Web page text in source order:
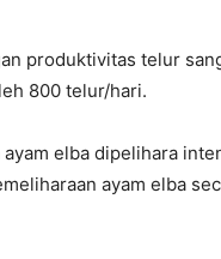
produktivitas telur
800 telur/hari.
elba dipelihara
ayam elba